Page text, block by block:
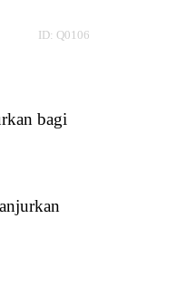
ID: Q0106
bagi